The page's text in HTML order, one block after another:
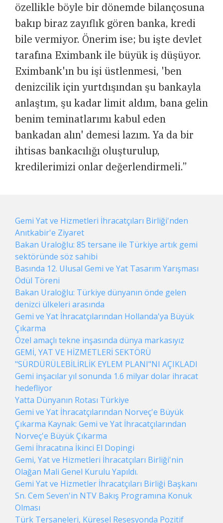
özellikle böyle bir dönemde bilançosuna
bakıp biraz zayıflık gören banka, kredi
bile vermiyor. Önerim ise; bu işte devlet
tarafına Eximbank ile büyük iş düşüyor.
Eximbank'ın bu işi üstlenmesi, 'ben
denizcilik için yurtdışından şu bankayla
anlaştım, şu kadar limit aldım, bana gelin
benim teminatlarımı kabul eden
bankadan alın' demesi lazım. Ya da bir
ihtisas bankacılığı oluşturulup,
kredilerimizi onlar değerlendirmeli.”
Gemi Yat ve Hizmetleri İhracatçıları Birliği'nden
Anıtkabir'e Ziyaret
Bakan Uraloğlu: 85 tersane ile Türkiye artık gemi
sektöründe söz sahibi
Basında 12. Ulusal Gemi ve Yat Tasarım Yarışması
Ödül Töreni
Bakan Uraloğlu: Türkiye dünyanın önde gelen
denizci ülkeleri arasında
Gemi ve Yat İhracatçılarından Hollanda'ya Büyük
Çıkarma
Özel amaçlı tekne inşasında dünya markasıyız
GEMİ, YAT VE HİZMETLERİ SEKTÖRÜ
"SÜRDÜRÜLEBİLİRLİK EYLEM PLANI"NI AÇIKLADI
Gemi inşacılar yıl sonunda 1.6 milyar dolar ihracat
hedefliyor
Yatta Dünyanın Rotası Türkiye
Gemi ve Yat İhracatçılarından Norveç'e Büyük
Çıkarma Kaynak: Gemi ve Yat İhracatçılarından
Norveç'e Büyük Çıkarma
Gemi İhracatına İkinci El Dopingi
Gemi, Yat ve Hizmetleri İhracatçıları Birliği'nin
Olağan Mali Genel Kurulu Yapıldı.
Gemi Yat ve Hizmetler İhracatçıları Birliği Başkanı
Sn. Cem Seven'in NTV Bakış Programına Konuk
Olması
Türk Tersaneleri, Küresel Resesyonda Pozitif